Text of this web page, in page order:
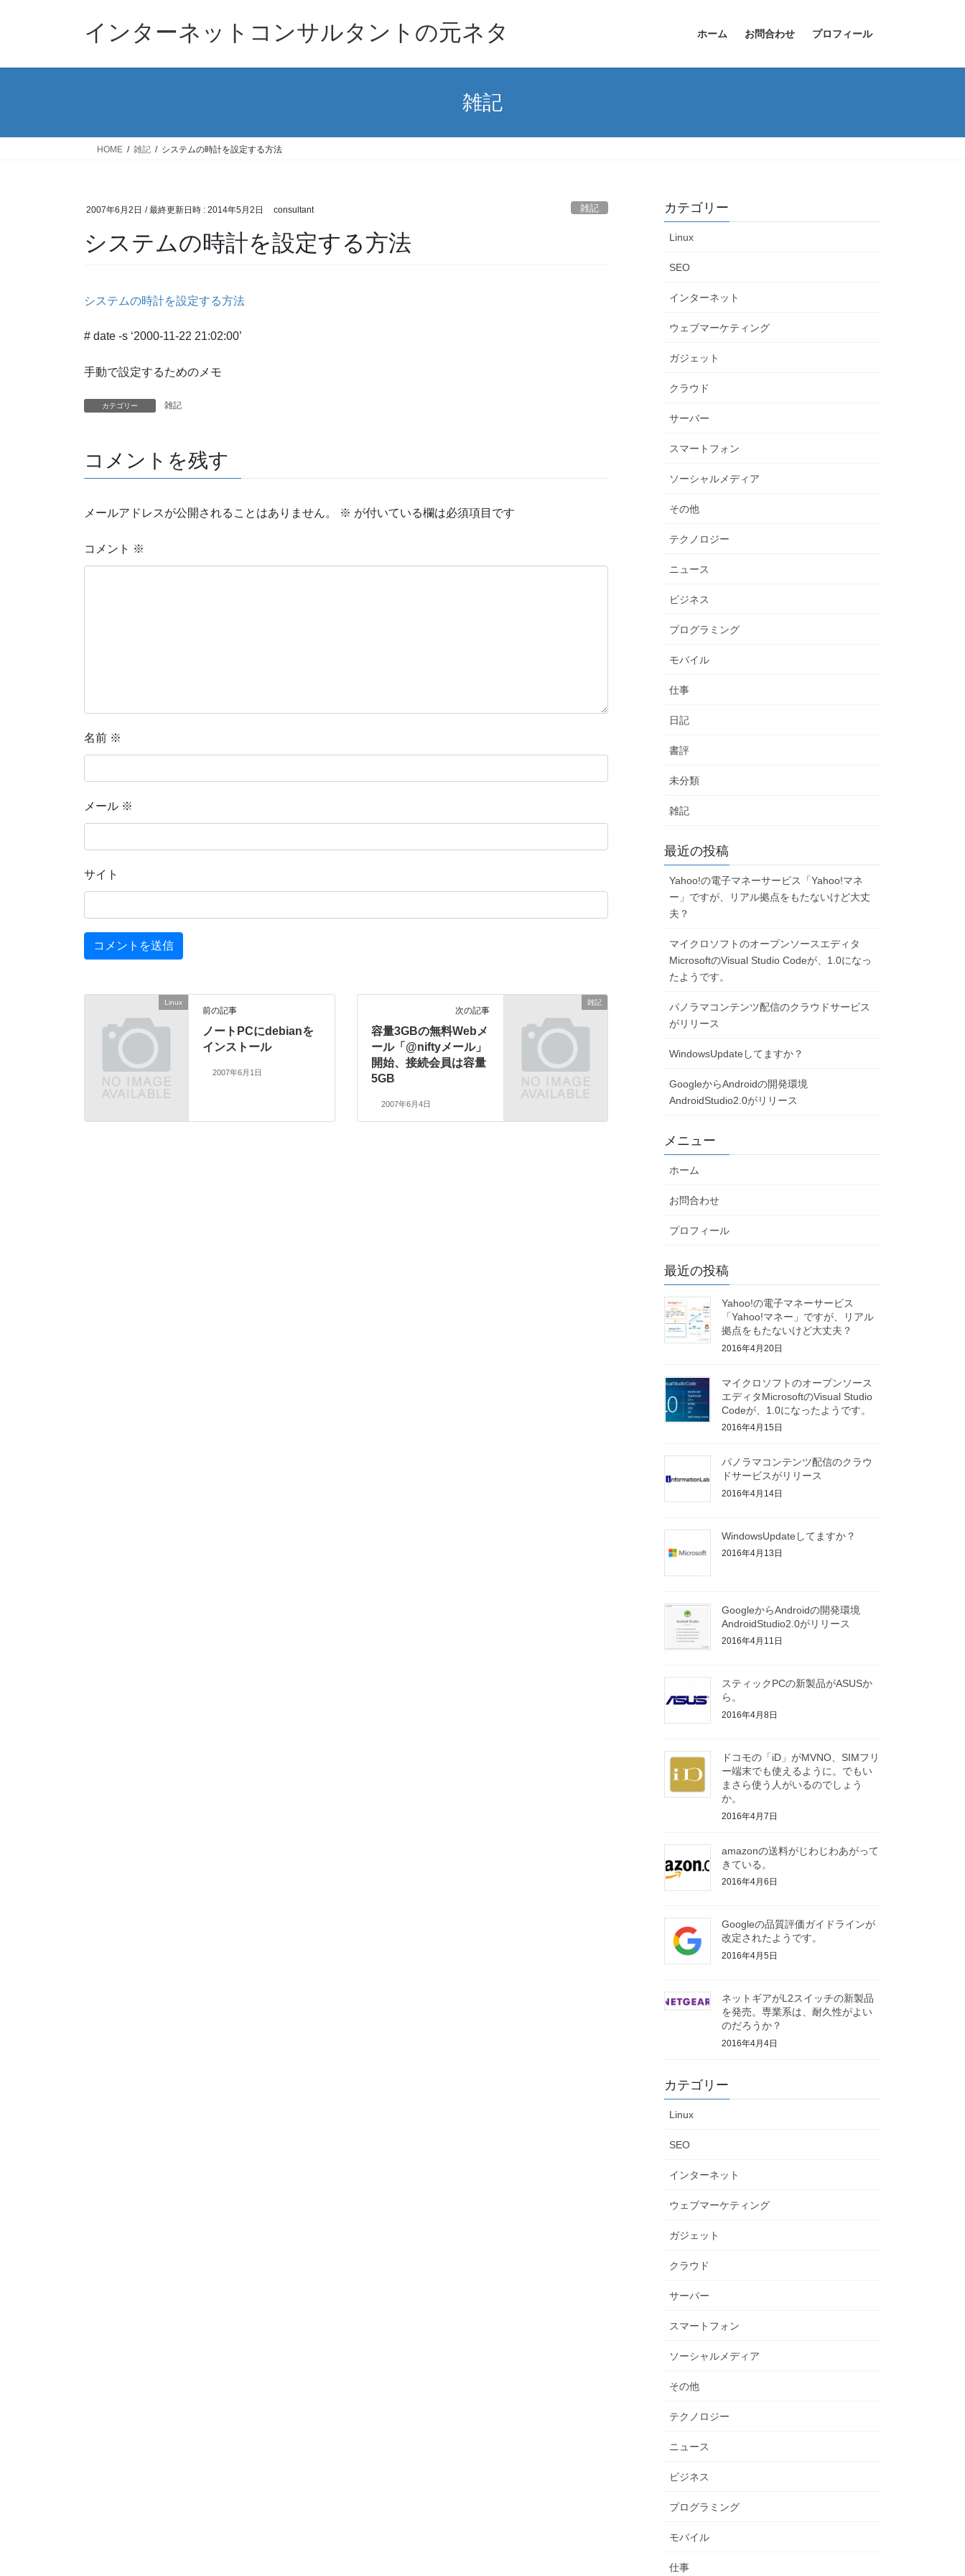
インターネットコンサルタントの元ネタ ホーム お問合わせ プロフィール
雑記
HOME 雑記 システムの時計を設定する方法
2007年6月2日 / 最終更新日時 : 2014年5月2日 consultant 雑記
システムの時計を設定する方法
システムの時計を設定する方法
# date -s ‘2000-11-22 21:02:00’
手動で設定するためのメモ
カテゴリー 雑記
コメントを残す
メールアドレスが公開されることはありません。 ※ が付いている欄は必須項目です
コメント ※
名前 ※
メール ※
サイト
Linux
前の記事
ノートPCにdebianを
インストール
2007年6月1日
雑記
次の記事
容量3GBの無料Webメ
ール「@niftyメール」
開始、接続会員は容量
5GB
2007年6月4日
カテゴリー
Linux
SEO
インターネット
ウェブマーケティング
ガジェット
クラウド
サーバー
スマートフォン
ソーシャルメディア
その他
テクノロジー
ニュース
ビジネス
プログラミング
モバイル
仕事
日記
書評
未分類
雑記
最近の投稿
Yahoo!の電子マネーサービス「Yahoo!マネ
ー」ですが、リアル拠点をもたないけど大丈
夫？
マイクロソフトのオープンソースエディタ
MicrosoftのVisual Studio Codeが、1.0になっ
たようです。
パノラマコンテンツ配信のクラウドサービス
がリリース
WindowsUpdateしてますか？
GoogleからAndroidの開発環境
AndroidStudio2.0がリリース
メニュー
ホーム
お問合わせ
プロフィール
最近の投稿
Yahoo!の電子マネーサービス
「Yahoo!マネー」ですが、リアル
拠点をもたないけど大丈夫？
2016年4月20日
マイクロソフトのオープンソース
エディタMicrosoftのVisual Studio
Codeが、1.0になったようです。
2016年4月15日
パノラマコンテンツ配信のクラウ
ドサービスがリリース
2016年4月14日
WindowsUpdateしてますか？
2016年4月13日
GoogleからAndroidの開発環境
AndroidStudio2.0がリリース
2016年4月11日
スティックPCの新製品がASUSか
ら。
2016年4月8日
ドコモの「iD」がMVNO、SIMフリ
ー端末でも使えるように。でもい
まさら使う人がいるのでしょう
か。
2016年4月7日
amazonの送料がじわじわあがって
きている。
2016年4月6日
Googleの品質評価ガイドラインが
改定されたようです。
2016年4月5日
ネットギアがL2スイッチの新製品
を発売。専業系は、耐久性がよい
のだろうか？
2016年4月4日
カテゴリー
Linux
SEO
インターネット
ウェブマーケティング
ガジェット
クラウド
サーバー
スマートフォン
ソーシャルメディア
その他
テクノロジー
ニュース
ビジネス
プログラミング
モバイル
仕事